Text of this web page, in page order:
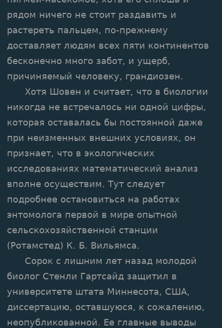
рядом ничего не стоит раздавить и
растереть пальцем, по-прежнему
доставляет людям всех пяти континентов
бесконечно много забот, и ущерб,
причиняемый человеку, грандиозен.
Хотя Шовен и считает, что в биологии
никогда не встречалось ни одной цифры,
которая оставалась бы постоянной даже
при неизменных внешних условиях, он
признает, что в экологических
исследованиях математический анализ
вполне осуществим. Тут следует
подробнее остановиться на работах
энтомолога первой в мире опытной
сельскохозяйственной станции
(Ротамстед) К. Б. Вильямса.
Сорок с лишним лет назад молодой
биолог Стенли Гартсайд защитил в
университете штата Миннесота, США,
диссертацию, оставшуюся, к сожалению,
неопубликованной. Ее главные выводы